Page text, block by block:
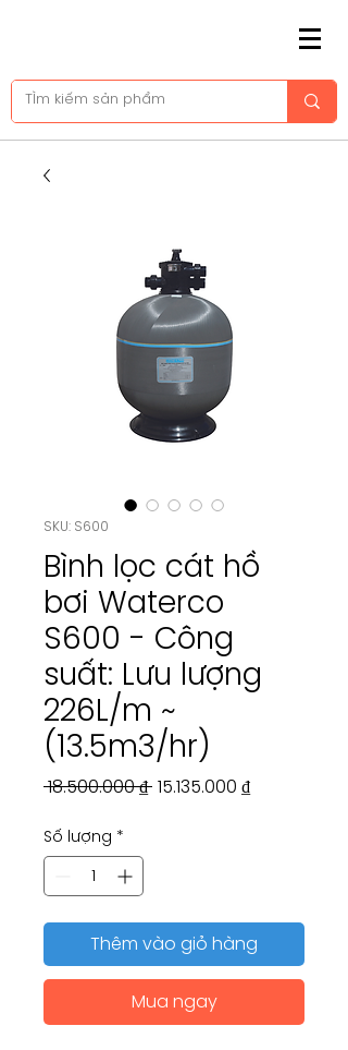
SKU: S600
Bình lọc cát hồ
bơi Waterco
S600 - Công
suất: Lưu lượng
226L/m ~
(13.5m3/hr)
18.500.000 ₫ Giá
15.135.000 ₫Giá
Số lượng *
Thêm vào giỏ hàng
Mua ngay